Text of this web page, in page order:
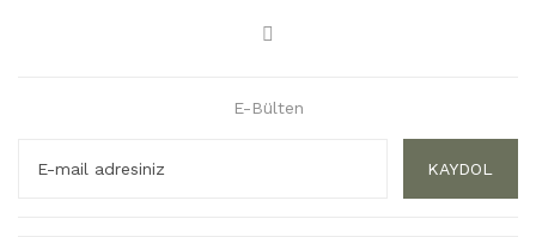
E-Bülten
KAYDOL